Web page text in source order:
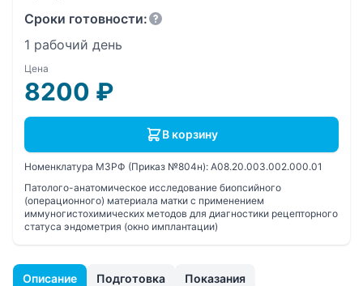
Описание Подготовка Показания
Сроки готовности:
1 рабочий день
Цена
8200 ₽
В корзину
Номенклатура МЗРФ (Приказ №804н): A08.20.003.002.000.01
Патолого-анатомическое исследование биопсийного
(операционного) материала матки с применением
иммуногистохимических методов для диагностики рецепторного
статуса эндометрия (окно имплантации)